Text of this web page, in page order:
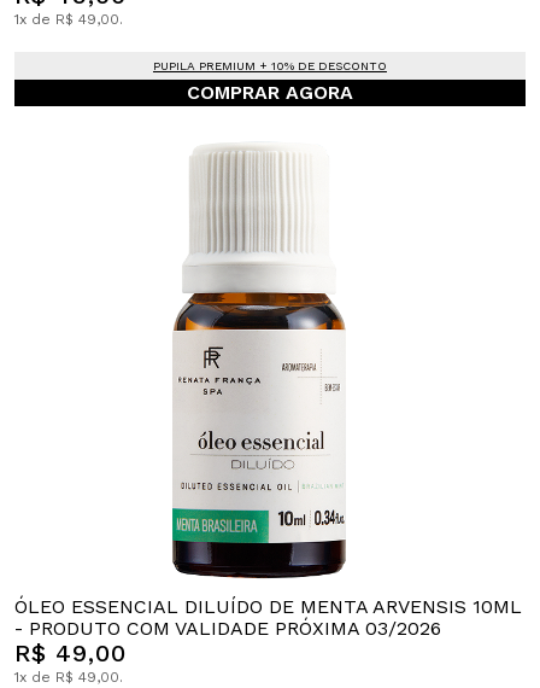
1x de R$ 49,00.
PUPILA PREMIUM + 10% DE DESCONTO
COMPRAR AGORA
ÓLEO ESSENCIAL DILUÍDO DE MENTA ARVENSIS 10ML
- PRODUTO COM VALIDADE PRÓXIMA 03/2026
R$ 49,00
1x de R$ 49,00.